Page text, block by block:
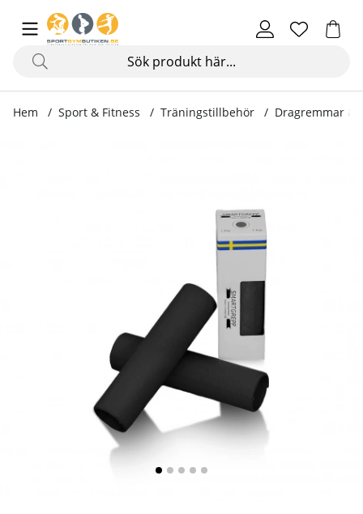
Hem Sport & Fitness Träningstillbehör Dragremmar &